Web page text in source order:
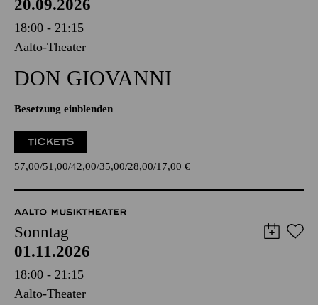
20.09.2026
18:00 - 21:15
Aalto-Theater
DON GIO­VANNI
Besetzung einblenden
TICKETS
57,00 51,00 42,00 35,00 28,00 17,00 €
AALTO MUSIKTHEATER
Sonntag
01.11.2026
18:00 - 21:15
Aalto-Theater